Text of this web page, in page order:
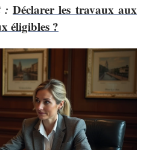
: Déclarer les travaux aux
éligibles ?